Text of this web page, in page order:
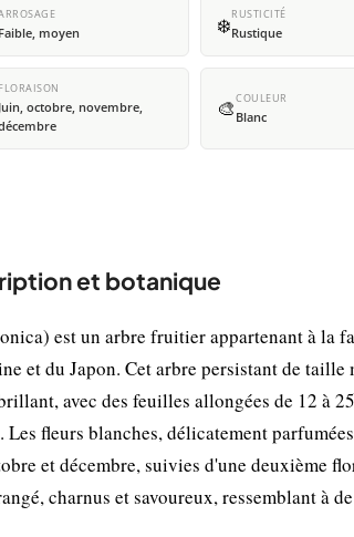
Faible, moyen ❄️RUSTICITÉ
Rustique
FLORAISON
Juin, octobre, novembre,
🎨COULEUR
Blanc
et botanique
est un arbre fruitier appartenant à la
et du Japon. Cet arbre persistant de taille
avec des feuilles allongées de 12 à
fleurs blanches, délicatement
et décembre, suivies d'une deuxième
charnus et savoureux, ressemblant à